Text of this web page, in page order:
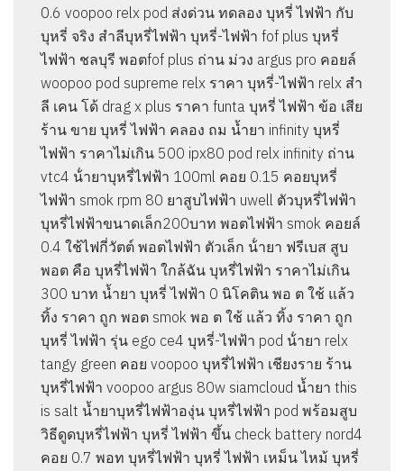
0.6 voopoo relx pod ส่งด่วน ทดลอง บุหรี่ ไฟฟ้า กับ
บุหรี่ จริง สำลีบุหรี่ไฟฟ้า บุหรี่-ไฟฟ้า fof plus บุหรี่
ไฟฟ้า ชลบุรี พอตfof plus ถ่าน ม่วง argus pro คอยล์
woopoo pod supreme relx ราคา บุหรี่-ไฟฟ้า relx สํา
ลี เคน โด้ drag x plus ราคา funta บุหรี่ ไฟฟ้า ข้อ เสีย
ร้าน ขาย บุหรี่ ไฟฟ้า คลอง ถม น้ำยา infinity บุหรี่
ไฟฟ้า ราคาไม่เกิน 500 ipx80 pod relx infinity ถ่าน
vtc4 น้ํายาบุหรี่ไฟฟ้า 100ml คอย 0.15 คอยบุหรี่
ไฟฟ้า smok rpm 80 ยาสูบไฟฟ้า uwell ตัวบุหรี่ไฟฟ้า
บุหรี่ไฟฟ้าขนาดเล็ก200บาท พอตไฟฟ้า smok คอยล์
0.4 ใช้ไฟกี่วัตต์ พอตไฟฟ้า ตัวเล็ก น้ํายา ฟรีเบส สูบ
พอต คือ บุหรี่ไฟฟ้า ใกล้ฉัน บุหรี่ไฟฟ้า ราคาไม่เกิน
300 บาท น้ำยา บุหรี่ ไฟฟ้า 0 นิโคติน พอ ต ใช้ แล้ว
ทิ้ง ราคา ถูก พอต smok พอ ต ใช้ แล้ว ทิ้ง ราคา ถูก
บุหรี่ ไฟฟ้า รุ่น ego ce4 บุหรี่-ไฟฟ้า pod น้ํายา relx
tangy green คอย voopoo บุหรี่ไฟฟ้า เชียงราย ร้าน
บุหรี่ไฟฟ้า voopoo argus 80w siamcloud น้ำยา this
is salt น้ำยาบุหรี่ไฟฟ้าองุ่น บุหรี่ไฟฟ้า pod พร้อมสูบ
วิธีดูดบุหรี่ไฟฟ้า บุหรี่ ไฟฟ้า ขึ้น check battery nord4
คอย 0.7 พอท บุหรี่ไฟฟ้า บุหรี่ ไฟฟ้า เหม็น ไหม้ บุหรี่